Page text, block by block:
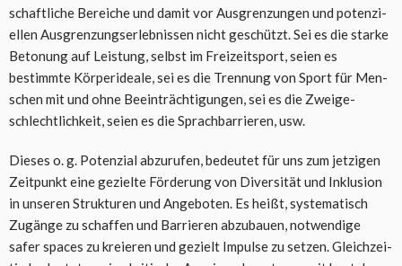
schaft­li­che Berei­che und damit vor Aus­gren­zun­gen und poten­zi­
el­len Aus­gren­zungs­er­leb­nis­sen nicht geschützt. Sei es die star­ke
Beto­nung auf Leis­tung, selbst im Frei­zeit­sport, sei­en es
bestimm­te Kör­pe­ridea­le, sei es die Tren­nung von Sport für Men­
schen mit und ohne Beein­träch­ti­gun­gen, sei es die Zwei­ge­
schlecht­lich­keit, sei­en es die Sprach­bar­rie­ren, usw.
Die­ses o. g. Poten­zi­al abzu­ru­fen, bedeu­tet für uns zum jet­zi­gen
Zeit­punkt eine geziel­te För­de­rung von Diver­si­tät und Inklu­si­on
in unse­ren Struk­tu­ren und Ange­bo­ten. Es heißt, sys­te­ma­tisch
Zugän­ge zu schaf­fen und Bar­rie­ren abzu­bau­en, not­wen­di­ge
safer spaces zu kre­ieren und gezielt Impul­se zu set­zen. Gleich­zei­